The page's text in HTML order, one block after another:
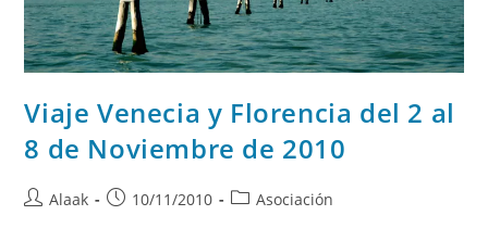
Viaje Venecia y Florencia del 2 al
8 de Noviembre de 2010
Alaak 10/11/2010 Asociación